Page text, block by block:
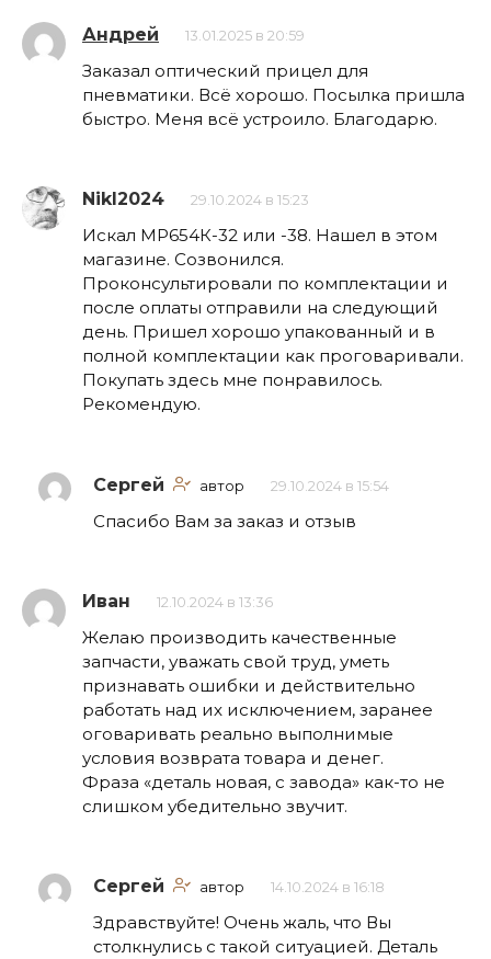
Андрей 13.01.2025 в 20:59
Заказал оптический прицел для
пневматики. Всё хорошо. Посылка пришла
быстро. Меня всё устроило. Благодарю.
NikI2024 29.10.2024 в 15:23
Искал МР654К-32 или -38. Нашел в этом
магазине. Созвонился.
Проконсультировали по комплектации и
после оплаты отправили на следующий
день. Пришел хорошо упакованный и в
полной комплектации как проговаривали.
Покупать здесь мне понравилось.
Рекомендую.
Сергей автор 29.10.2024 в 15:54
Спасибо Вам за заказ и отзыв
Иван 12.10.2024 в 13:36
Желаю производить качественные
запчасти, уважать свой труд, уметь
признавать ошибки и действительно
работать над их исключением, заранее
оговаривать реально выполнимые
условия возврата товара и денег.
Фраза «деталь новая, с завода» как-то не
слишком убедительно звучит.
Сергей автор 14.10.2024 в 16:18
Здравствуйте! Очень жаль, что Вы
столкнулись с такой ситуацией. Деталь